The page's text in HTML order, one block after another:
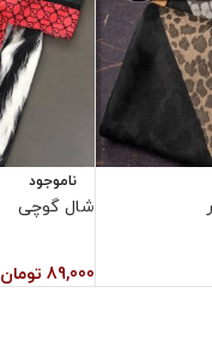
ناموجود
شال گوچی
89,000 تومان